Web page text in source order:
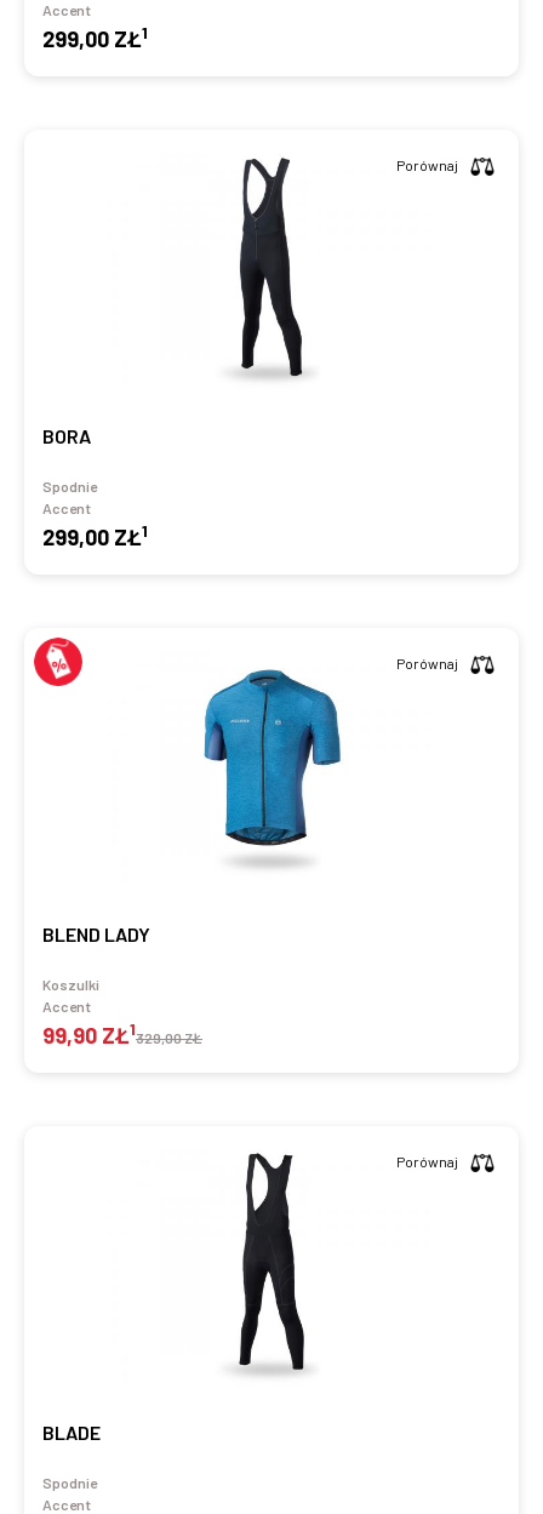
Accent
299,00 ZŁ1
BORA
Spodnie
Accent
299,00 ZŁ1
Porównaj
BLEND LADY
Koszulki
Accent
99,90 ZŁ1329,00 ZŁ
Porównaj
BLADE
Spodnie
Accent
Porównaj